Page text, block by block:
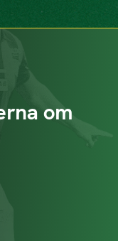
om